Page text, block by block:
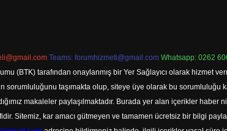
Teams: forumhizmeti@gmail.com Whatsapp: 0262
(BTK) tarafından onaylanmış bir Yer Sağlayıcı olarak hizmet
sorumluluğunu taşımakta olup, siteye üye olarak bu
makaleler paylaşılmaktadır. Burada yer alan içerikler
Sitemiz, kar amacı gütmeyen ve tamamen ücretsiz bir bilgi